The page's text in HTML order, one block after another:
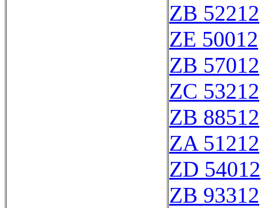
ZB 52212
ZE 50012
ZB 57012
ZC 53212
ZB 88512
ZA 51212
ZD 54012
ZB 93312